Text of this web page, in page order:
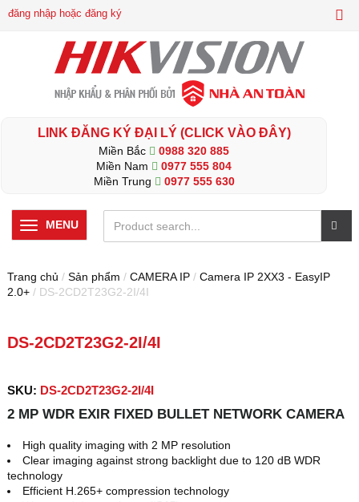
đăng nhập hoặc đăng ký
LINK ĐĂNG KÝ ĐẠI LÝ (CLICK VÀO ĐÂY)
Miền Bắc
0988 320 885
Miền Nam
0977 555 804
Miền Trung
0977 555 630
MENU
Trang chủ / Sản phẩm / CAMERA IP / Camera IP 2XX3 - EasyIP
2.0+ / DS-2CD2T23G2-2I/4I
DS-2CD2T23G2-2I/4I
SKU: DS-2CD2T23G2-2I/4I
2 MP WDR EXIR FIXED BULLET NETWORK CAMERA
High quality imaging with 2 MP resolution
Clear imaging against strong backlight due to 120 dB WDR
technology
Efficient H.265+ compression technology